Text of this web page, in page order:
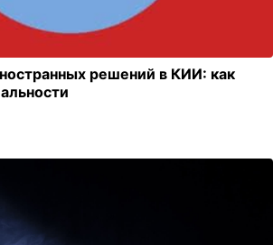
решений в КИИ: как